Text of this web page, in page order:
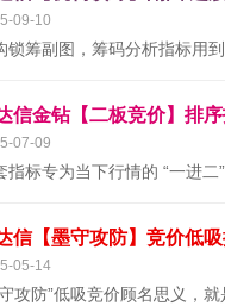
09-10
07-09
05-14